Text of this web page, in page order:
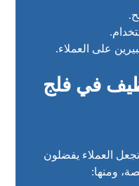
على العملاء.
في فلج
العملاء يفضلون
ومنها: